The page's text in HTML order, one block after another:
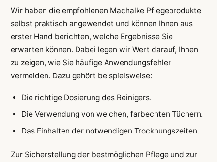
Wir haben die empfohlenen Machalke Pflegeprodukte
selbst praktisch angewendet und können Ihnen aus
erster Hand berichten, welche Ergebnisse Sie
erwarten können. Dabei legen wir Wert darauf, Ihnen
zu zeigen, wie Sie häufige Anwendungsfehler
vermeiden. Dazu gehört beispielsweise:
Die richtige Dosierung des Reinigers.
Die Verwendung von weichen, farbechten Tüchern.
Das Einhalten der notwendigen Trocknungszeiten.
Zur Sicherstellung der bestmöglichen Pflege und zur